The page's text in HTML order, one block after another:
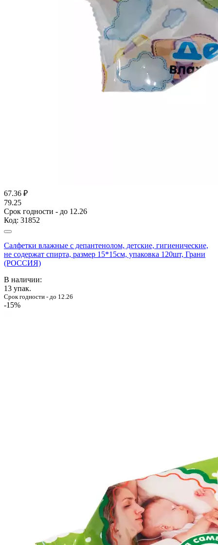
67.36 ₽
79.25
Срок годности - до 12.26
Код: 31852
Салфетки влажные с депантенолом, детские, гигиенические,
не содержат спирта, размер 15*15см, упаковка 120шт, Грани
(РОССИЯ)
В наличии:
13 упак.
Срок годности - до 12.26
-15%